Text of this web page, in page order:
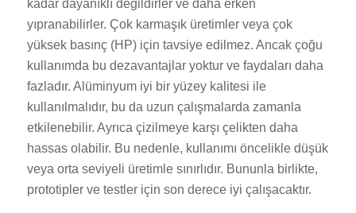
kadar dayanıklı değildirler ve daha erken
yıpranabilirler. Çok karmaşık üretimler veya çok
yüksek basınç (HP) için tavsiye edilmez. Ancak çoğu
kullanımda bu dezavantajlar yoktur ve faydaları daha
fazladır. Alüminyum iyi bir yüzey kalitesi ile
kullanılmalıdır, bu da uzun çalışmalarda zamanla
etkilenebilir. Ayrıca çizilmeye karşı çelikten daha
hassas olabilir. Bu nedenle, kullanımı öncelikle düşük
veya orta seviyeli üretimle sınırlıdır. Bununla birlikte,
prototipler ve testler için son derece iyi çalışacaktır.